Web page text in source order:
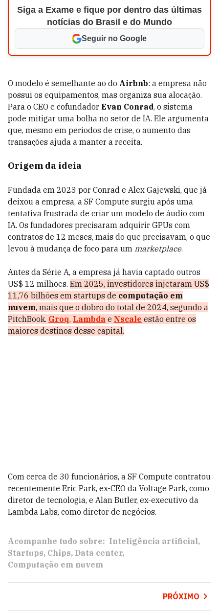
Siga a Exame e fique por dentro das últimas
notícias do Brasil e do Mundo
Seguir no Google
O modelo é semelhante ao do Airbnb: a empresa não
possui os equipamentos, mas organiza sua alocação.
Para o CEO e cofundador Evan Conrad, o sistema
pode mitigar uma bolha no setor de IA. Ele argumenta
que, mesmo em períodos de crise, o aumento das
transações ajuda a manter a receita.
Origem da ideia
Fundada em 2023 por Conrad e Alex Gajewski, que já
deixou a empresa, a SF Compute surgiu após uma
tentativa frustrada de criar um modelo de áudio com
IA. Os fundadores precisaram adquirir GPUs com
contratos de 12 meses, mais do que precisavam, o que
levou à mudança de foco para um marketplace.
Antes da Série A, a empresa já havia captado outros
US$ 12 milhões. Em 2025, investidores injetaram US$
11,76 bilhões em startups de computação em
nuvem, mais que o dobro do total de 2024, segundo a
PitchBook. Groq, Lambda e Nscale estão entre os
maiores destinos desse capital.
Com cerca de 30 funcionários, a SF Compute contratou
recentemente Eric Park, ex-CEO da Voltage Park, como
diretor de tecnologia, e Alan Butler, ex-executivo da
Lambda Labs, como diretor de negócios.
Acompanhe tudo sobre: Inteligência artificial
Startups Chips Data center
Computação em nuvem
PRÓXIMO